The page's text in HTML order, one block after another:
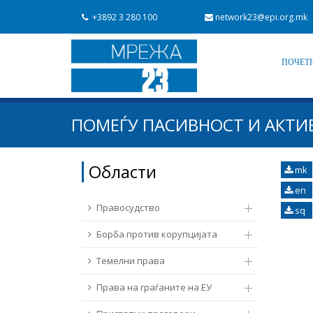
+3892 3 280 100 network23@epi.org.mk
Барај документи
Датум на објавување
ПОМЕЃУ ПАСИВНОСТ И
Области
Правосудство
Борба против корупцијата
Темелни права
Права на граѓаните на ЕУ
mk
en
sq